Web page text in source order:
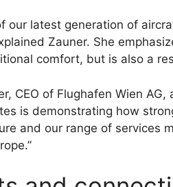
our latest generation of
Zauner. She
comfort, but is also a
CEO of Flughafen Wien
is demonstrating how
and our range of services